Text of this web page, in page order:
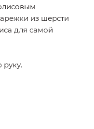
из шерсти
для самой
руку.